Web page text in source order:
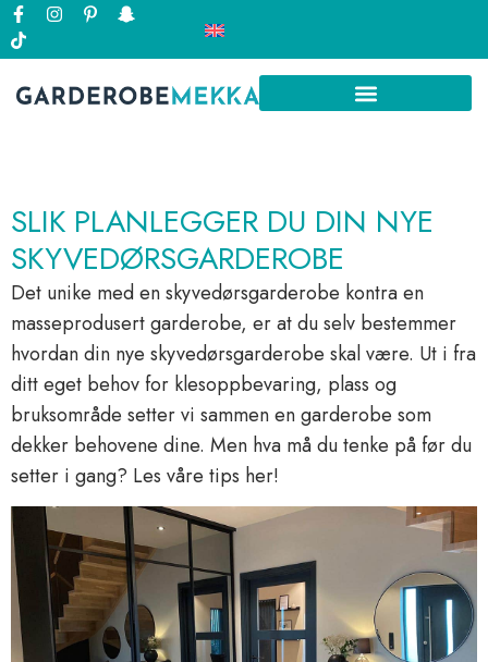
SLIK PLANLEGGER DU DIN NYE
SKYVEDØRSGARDEROBE
Det unike med en skyvedørsgarderobe kontra en
masseprodusert garderobe, er at du selv bestemmer
hvordan din nye skyvedørsgarderobe skal være. Ut i fra
ditt eget behov for klesoppbevaring, plass og
bruksområde setter vi sammen en garderobe som
dekker behovene dine. Men hva må du tenke på før du
setter i gang? Les våre tips her!